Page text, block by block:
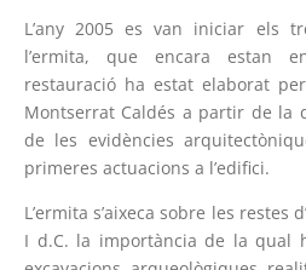
L’any 2005 es van iniciar els
l’ermita, que encara estan
restauració ha estat elaborat
Montserrat Caldés a partir de la
de les evidències
primeres actuacions a l’edifici.
L’ermita s’aixeca sobre les restes
I d.C. la importància de la qual